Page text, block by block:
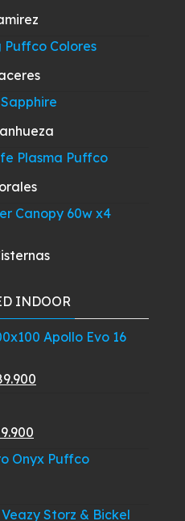
Colores
Plasma Puffco
Canopy 60w x4
INDOOR
Apollo Evo 16
$789.900.
precio
$219.900.
Onyx Puffco
Storz & Bickel